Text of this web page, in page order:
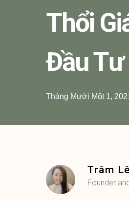
Thổi
Đầu Tư
Tháng Mười Một 1,
Trâm Lê
Founder